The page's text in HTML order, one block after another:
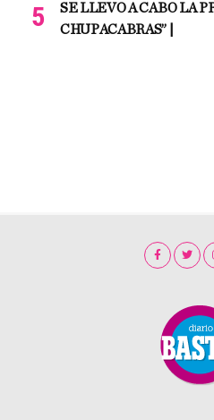
SE LLEVO A CABO LA
CHUPACABRAS” |